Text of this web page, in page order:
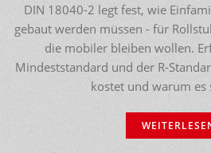
DIN 18040-2 legt fest, wie
gebaut werden müssen - für
die mobiler bleiben wollen.
Mindeststandard und der R-
kostet und warum es